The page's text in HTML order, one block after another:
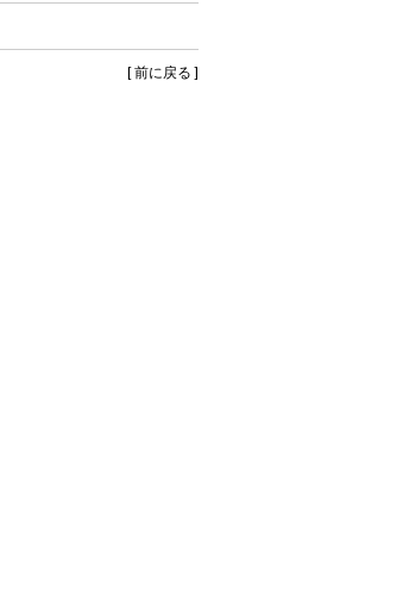
[ 前に戻る ]